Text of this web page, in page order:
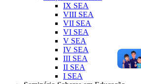
IX SEA
VIII SEA
VII SEA
VI SEA
V SEA
IV SEA
III SEA
II SEA
I SEA